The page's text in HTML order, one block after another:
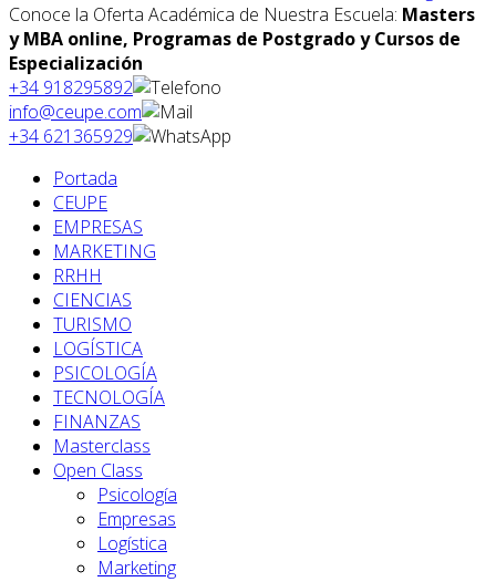
Conoce la Oferta Académica de Nuestra Escuela: Masters
y MBA online, Programas de Postgrado y Cursos de
Especialización
+34 918295892
info@ceupe.com
+34 621365929
Portada
CEUPE
EMPRESAS
MARKETING
RRHH
CIENCIAS
TURISMO
LOGÍSTICA
PSICOLOGÍA
TECNOLOGÍA
FINANZAS
Masterclass
Open Class
Psicología
Empresas
Logística
Marketing